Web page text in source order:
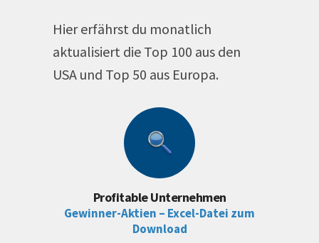
Hier erfährst du monatlich
aktualisiert die Top 100 aus den
USA und Top 50 aus Europa.
Profitable Unternehmen
Gewinner-Aktien – Excel-Datei zum
Download